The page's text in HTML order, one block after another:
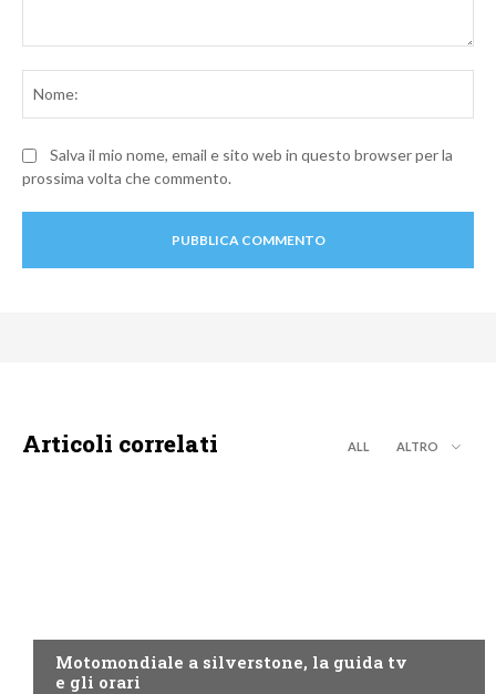
Salva il mio nome, email e sito web in questo browser per la
prossima volta che commento.
Articoli correlati ALL ALTRO
Motomondiale a silverstone, la guida tv
e gli orari